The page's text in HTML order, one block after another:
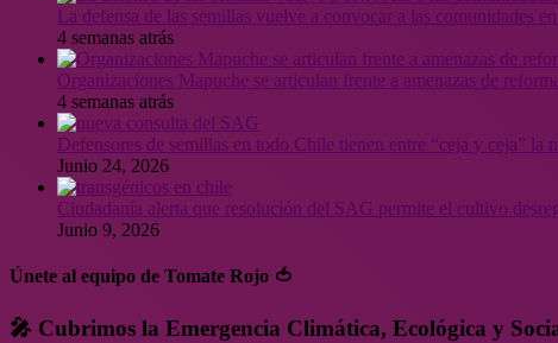
La defensa de las semillas vuelve a convocar a las comunidades
4 semanas atrás
Organizaciones Mapuche se articulan frente a amenazas de
4 semanas atrás
Defensores de semillas en todo Chile tienen entre “ceja y ceja” la
Junio 24, 2026
Ciudadanía alerta que resolución del SAG permite el cultivo
Junio 9, 2026
Únete al equipo de Tomate Rojo 🍅
🎤 Cubrimos la Emergencia Climática, Ecológica y